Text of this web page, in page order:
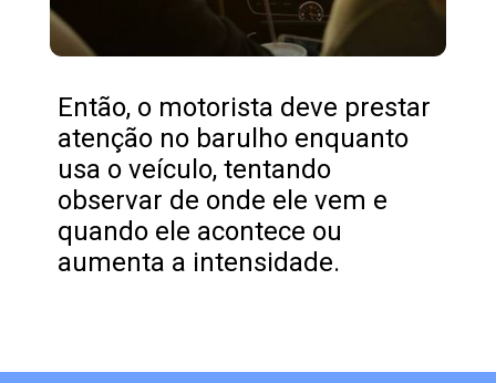
Então, o motorista deve prestar
atenção no barulho enquanto
usa o veículo, tentando
observar de onde ele vem e
quando ele acontece ou
aumenta a intensidade.